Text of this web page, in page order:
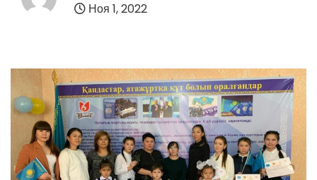
Ноя 1, 2022